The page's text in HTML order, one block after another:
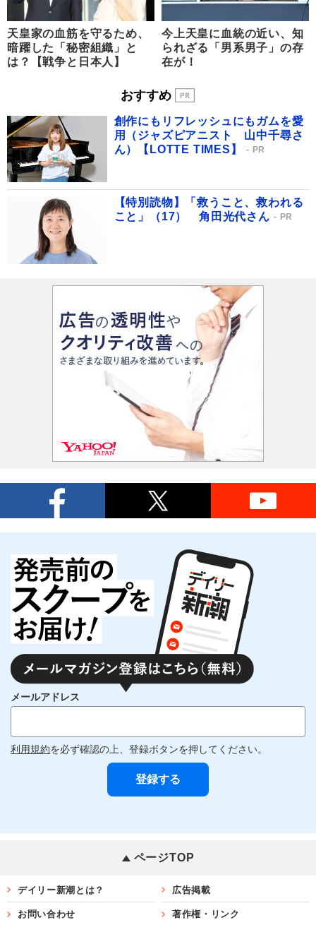
天皇家の血筋を守るため、
暗躍した「秘密組織」と
は？【戦争と日本人】
今上天皇に血統の近い、知
られざる「男系男子」の存
在が！
おすすめ
創作にもリフレッシュにもガムを愛
用（ジャズピアニスト 山中千尋さ
ん）【LOTTE TIMES】
PR
【特別読物】「救うこと、救われる
こと」（17） 角田光代さん
PR
メールアドレス
利用規約を必ず確認の上、登録ボタンを押してください。
ページTOP
デイリー新潮とは？ 広告掲載
お問い合わせ 著作権・リンク